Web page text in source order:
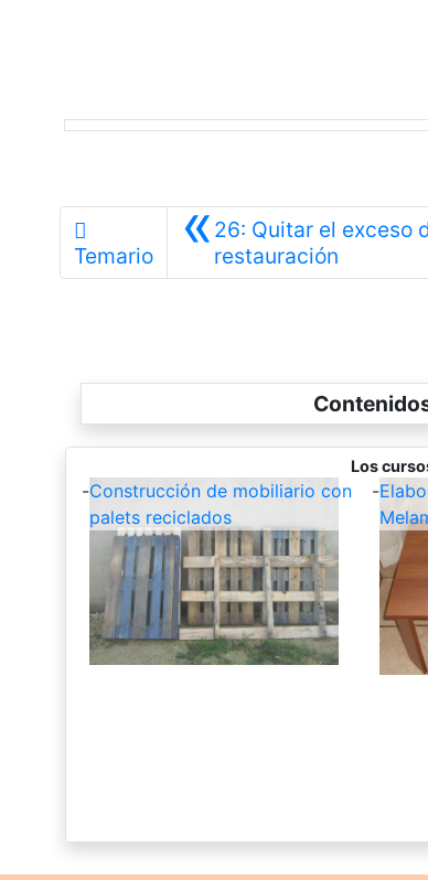
Temario «26: Quitar el exceso
restauraciónAnterior
Los
-Construcción de mobiliario con
palets reciclados
-